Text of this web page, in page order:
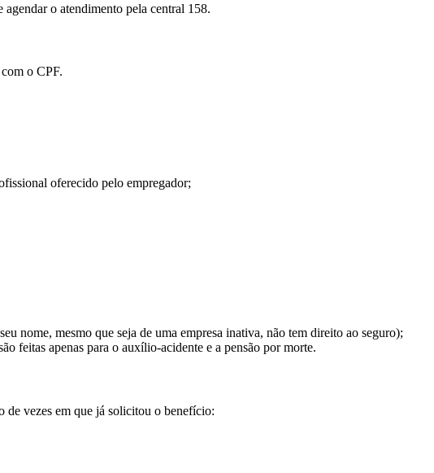
agendar o atendimento pela central 158.
o CPF.
oferecido pelo empregador;
nome, mesmo que seja de uma empresa inativa, não tem direito ao seguro);
feitas apenas para o auxílio-acidente e a pensão por morte.
de vezes em que já solicitou o benefício: